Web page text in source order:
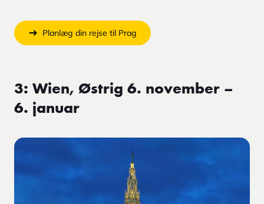
Planlæg din rejse til Prag
3: Wien, Østrig 6. november –
6. januar